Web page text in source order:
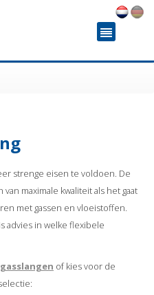
strenge eisen te voldoen. De
maximale kwaliteit als het gaat
met gassen en vloeistoffen.
advies in welke flexibele
of kies voor de